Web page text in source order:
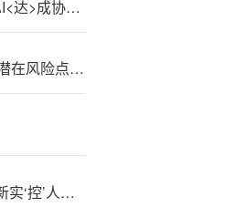
英伟达：尽管‘与’OpenAI<达>成协议 但所有客户都将是“优先事项”
今,日无夜盘！注意假期潜在风险点，及时调整仓位
多瑞医药易主背<后>：新实‘控’人无医药背景，上半年净利亏损